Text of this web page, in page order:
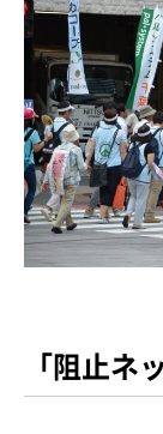
「阻止ネ